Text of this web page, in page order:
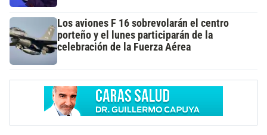
Los aviones F 16 sobrevolarán el centro
porteño y el lunes participarán de la
celebración de la Fuerza Aérea